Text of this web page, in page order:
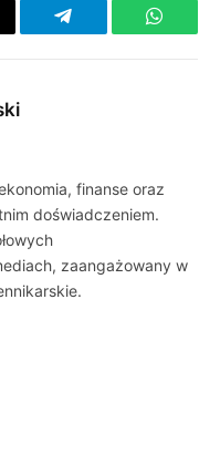
Telegram
finanse oraz
doświadczeniem.
zaangażowany w